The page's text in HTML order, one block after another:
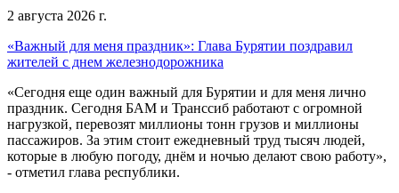
2 августа 2026 г.
«Важный для меня праздник»: Глава Бурятии поздравил
жителей с днем железнодорожника
«Сегодня еще один важный для Бурятии и для меня лично
праздник. Сегодня БАМ и Транссиб работают с огромной
нагрузкой, перевозят миллионы тонн грузов и миллионы
пассажиров. За этим стоит ежедневный труд тысяч людей,
которые в любую погоду, днём и ночью делают свою работу»,
- отметил глава республики.